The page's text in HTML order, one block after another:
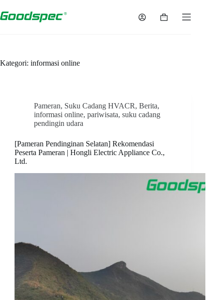
ke
konten
Keranjang
Kategori: informasi online
Pameran, Suku Cadang HVACR, Berita,
informasi online, pariwisata, suku cadang
pendingin udara
[Pameran Pendinginan Selatan] Rekomendasi
Peserta Pameran | Hongli Electric Appliance Co.,
Ltd.